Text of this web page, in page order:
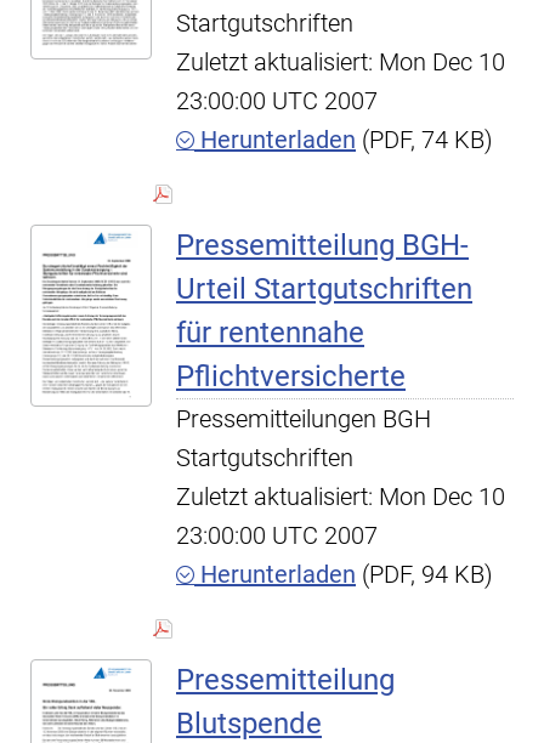
Startgutschriften
Zuletzt aktualisiert: Mon Dec 10
23:00:00 UTC 2007
Herunterladen (PDF, 74 KB)
Pressemitteilung BGH-
Urteil Startgutschriften
für rentennahe
Pflichtversicherte
Pressemitteilungen BGH
Startgutschriften
Zuletzt aktualisiert: Mon Dec 10
23:00:00 UTC 2007
Herunterladen (PDF, 94 KB)
Pressemitteilung
Blutspende